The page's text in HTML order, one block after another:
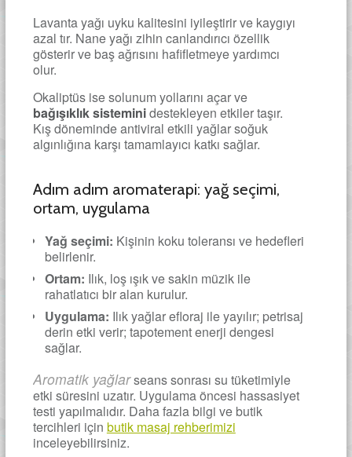
Lavanta yağı uyku kalitesini iyileştirir ve kaygıyı
azal tır. Nane yağı zihin canlandırıcı özellik
gösterir ve baş ağrısını hafifletmeye yardımcı
olur.
Okaliptüs ise solunum yollarını açar ve
bağışıklık sisteminidestekleyen etkiler taşır.
Kış döneminde antiviral etkili yağlar soğuk
algınlığına karşı tamamlayıcı katkı sağlar.
Adım adım aromaterapi: yağ seçimi,
ortam, uygulama
Yağ seçimi: Kişinin koku toleransı ve hedefleri
belirlenir.
Ortam: Ilık, loş ışık ve sakin müzik ile
rahatlatıcı bir alan kurulur.
Uygulama: Ilık yağlar efloraj ile yayılır; petrisaj
derin etki verir; tapotement enerji dengesi
sağlar.
Aromatik yağlarseans sonrası su tüketimiyle
etki süresini uzatır. Uygulama öncesi hassasiyet
testi yapılmalıdır. Daha fazla bilgi ve butik
tercihleri için butik masaj rehberimizi
inceleyebilirsiniz.